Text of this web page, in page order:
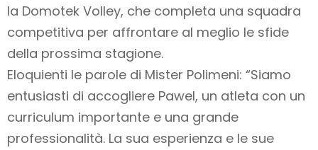
la Domotek Volley, che completa una squadra
competitiva per affrontare al meglio le sfide
della prossima stagione.
Eloquienti le parole di Mister Polimeni: “Siamo
entusiasti di accogliere Pawel, un atleta con un
curriculum importante e una grande
professionalità. La sua esperienza e le sue